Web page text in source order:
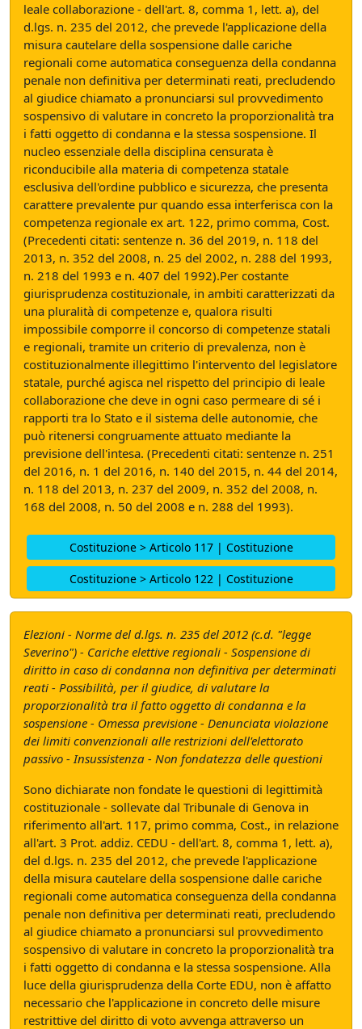
leale collaborazione - dell'art. 8, comma 1, lett. a), del
d.lgs. n. 235 del 2012, che prevede l'applicazione della
misura cautelare della sospensione dalle cariche
regionali come automatica conseguenza della condanna
penale non definitiva per determinati reati, precludendo
al giudice chiamato a pronunciarsi sul provvedimento
sospensivo di valutare in concreto la proporzionalità tra
i fatti oggetto di condanna e la stessa sospensione. Il
nucleo essenziale della disciplina censurata è
riconducibile alla materia di competenza statale
esclusiva dell'ordine pubblico e sicurezza, che presenta
carattere prevalente pur quando essa interferisca con la
competenza regionale ex art. 122, primo comma, Cost.
(Precedenti citati: sentenze n. 36 del 2019, n. 118 del
2013, n. 352 del 2008, n. 25 del 2002, n. 288 del 1993,
n. 218 del 1993 e n. 407 del 1992).Per costante
giurisprudenza costituzionale, in ambiti caratterizzati da
una pluralità di competenze e, qualora risulti
impossibile comporre il concorso di competenze statali
e regionali, tramite un criterio di prevalenza, non è
costituzionalmente illegittimo l'intervento del legislatore
statale, purché agisca nel rispetto del principio di leale
collaborazione che deve in ogni caso permeare di sé i
rapporti tra lo Stato e il sistema delle autonomie, che
può ritenersi congruamente attuato mediante la
previsione dell'intesa. (Precedenti citati: sentenze n. 251
del 2016, n. 1 del 2016, n. 140 del 2015, n. 44 del 2014,
n. 118 del 2013, n. 237 del 2009, n. 352 del 2008, n.
168 del 2008, n. 50 del 2008 e n. 288 del 1993).
Costituzione > Articolo 117 | Costituzione
Costituzione > Articolo 122 | Costituzione
Elezioni - Norme del d.lgs. n. 235 del 2012 (c.d. "legge
Severino") - Cariche elettive regionali - Sospensione di
diritto in caso di condanna non definitiva per determinati
reati - Possibilità, per il giudice, di valutare la
proporzionalità tra il fatto oggetto di condanna e la
sospensione - Omessa previsione - Denunciata violazione
dei limiti convenzionali alle restrizioni dell'elettorato
passivo - Insussistenza - Non fondatezza delle questioni
Sono dichiarate non fondate le questioni di legittimità
costituzionale - sollevate dal Tribunale di Genova in
riferimento all'art. 117, primo comma, Cost., in relazione
all'art. 3 Prot. addiz. CEDU - dell'art. 8, comma 1, lett. a),
del d.lgs. n. 235 del 2012, che prevede l'applicazione
della misura cautelare della sospensione dalle cariche
regionali come automatica conseguenza della condanna
penale non definitiva per determinati reati, precludendo
al giudice chiamato a pronunciarsi sul provvedimento
sospensivo di valutare in concreto la proporzionalità tra
i fatti oggetto di condanna e la stessa sospensione. Alla
luce della giurisprudenza della Corte EDU, non è affatto
necessario che l'applicazione in concreto delle misure
restrittive del diritto di voto avvenga attraverso un